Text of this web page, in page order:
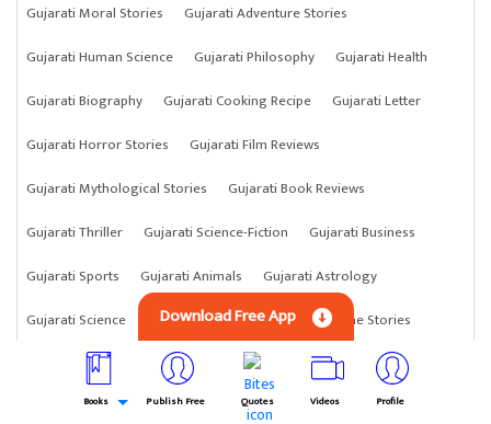
Gujarati Moral Stories
Gujarati Adventure Stories
Gujarati Human Science
Gujarati Philosophy
Gujarati Health
Gujarati Biography
Gujarati Cooking Recipe
Gujarati Letter
Gujarati Horror Stories
Gujarati Film Reviews
Gujarati Mythological Stories
Gujarati Book Reviews
Gujarati Thriller
Gujarati Science-Fiction
Gujarati Business
Gujarati Sports
Gujarati Animals
Gujarati Astrology
Gujarati Science
Gujarati Anything Gujarati Crime Stories
Download Free App
Books Publish Free Quotes Videos Profile